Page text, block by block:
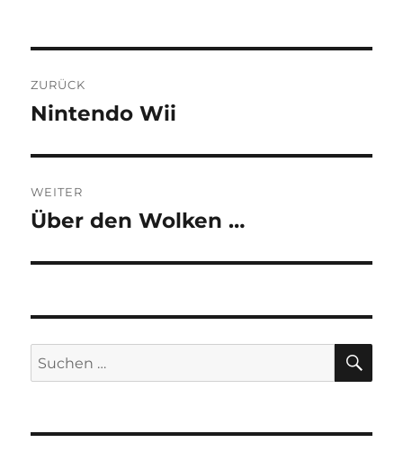
ZURÜCK
Vorheriger
Nintendo Wii
WEITER
Nächster
Über den Wolken …
Suchen
nach: